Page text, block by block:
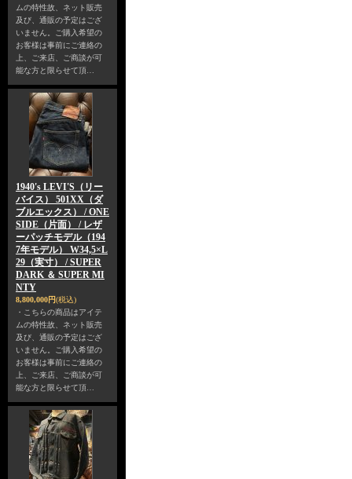
ムの特性故、ネット販売
及び、通販の予定はござ
いません。ご購入希望の
お客様は事前にご連絡の
上、ご来店、ご商談が可
能な方と限らせて頂…
1940's LEVI'S（リー
バイス） 501XX（ダ
ブルエックス） / ONE
SIDE（片面） / レザ
ーパッチモデル（194
7年モデル） W34,5×L
29（実寸） / SUPER
DARK ＆ SUPER MI
NTY
8,800,000円(税込)
・こちらの商品はアイテ
ムの特性故、ネット販売
及び、通販の予定はござ
いません。ご購入希望の
お客様は事前にご連絡の
上、ご来店、ご商談が可
能な方と限らせて頂…